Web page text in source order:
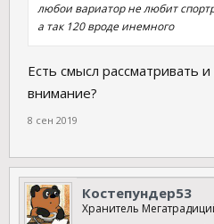
любои вариатор не любит
а так 120 вроде инемного
Есть смысл рассматривать
внимание?
8 сен 2019
Костепундер53
Хранитель